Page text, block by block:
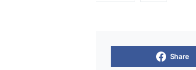
Share